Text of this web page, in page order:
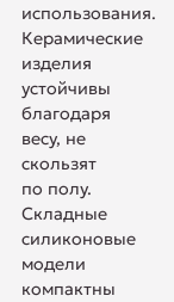
использования.
Керамические
изделия
устойчивы
благодаря
весу, не
скользят
по полу.
Складные
силиконовые
модели
компактны